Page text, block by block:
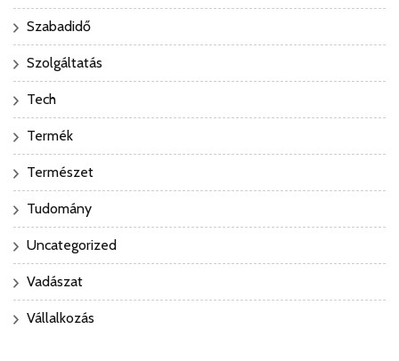
Szabadidő
Szolgáltatás
Tech
Termék
Természet
Tudomány
Uncategorized
Vadászat
Vállalkozás